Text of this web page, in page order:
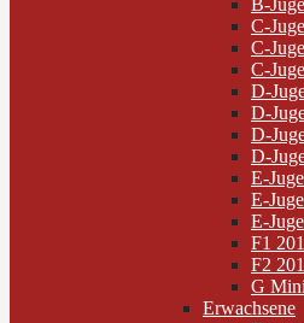
B-
C-
C-
C-
D-
D-
D-
D-
E-
E-
E-
F1
F2
G
Erwachsene